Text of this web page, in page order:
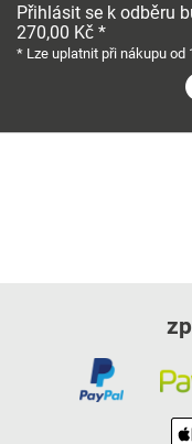
Přihlásit se k odběru
270,00 Kč *
* Lze uplatnit při nákupu od